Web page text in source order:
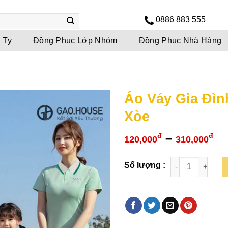
0886 883 555
Ty Đồng Phục Lớp Nhóm Đồng Phục Nhà Hàng
Áo Váy Gia
Xòe
120,000đ – 310,000đ